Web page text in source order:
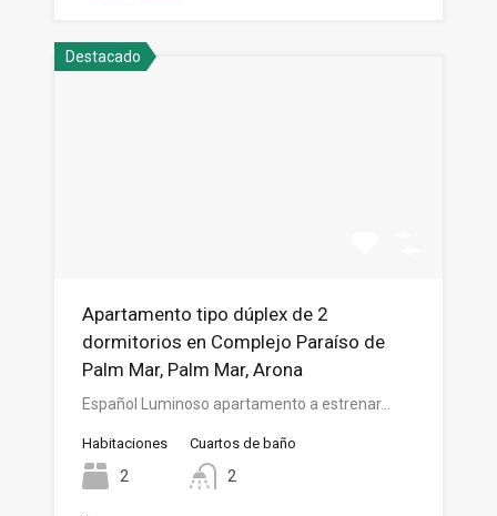
Destacado
Apartamento tipo dúplex de 2
dormitorios en Complejo Paraíso de
Palm Mar, Palm Mar, Arona
Español Luminoso apartamento a estrenar…
Habitaciones
2
Cuartos de baño
2